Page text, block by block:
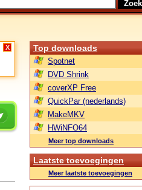
X Top downloads
Spotnet
DVD Shrink
coverXP Free
QuickPar (nederlands)
MakeMKV
HWiNFO64
Meer top downloads
Laatste toevoegingen
Meer laatste toevoegingen